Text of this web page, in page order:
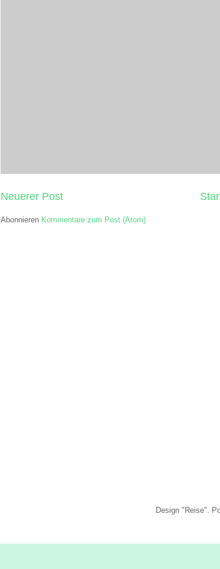
Neuerer Post
Abonnieren Kommentare zum Post (Atom)
Design "Reise".